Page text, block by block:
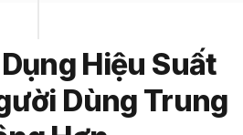
Hiệu Suất
Dùng Trung